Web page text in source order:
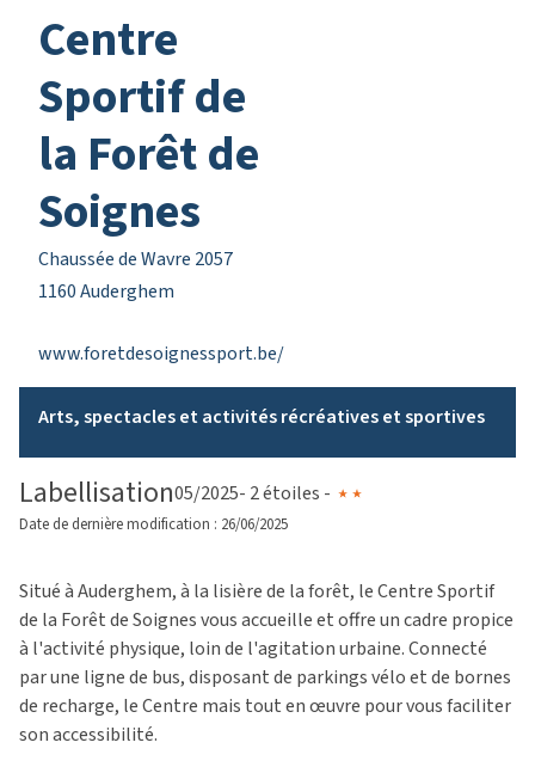
Centre
Sportif de
la Forêt de
Soignes
Chaussée de Wavre 2057
1160 Auderghem
www.foretdesoignessport.be/
Arts, spectacles et activités récréatives et sportives
Labellisation05/2025- 2 étoiles -
Date de dernière modification : 26/06/2025
Situé à Auderghem, à la lisière de la forêt, le Centre Sportif
de la Forêt de Soignes vous accueille et offre un cadre propice
à l'activité physique, loin de l'agitation urbaine. Connecté
par une ligne de bus, disposant de parkings vélo et de bornes
de recharge, le Centre mais tout en œuvre pour vous faciliter
son accessibilité.